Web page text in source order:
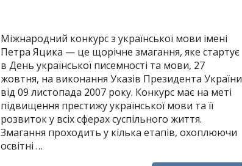
Міжнародний конкурс з української мови імені
Петра Яцика — це щорічне змагання, яке стартує
в День української писемності та мови, 27
жовтня, на виконання Указів Президента України
від 09 листопада 2007 року. Конкурс має на меті
підвищення престижу української мови та її
розвиток у всіх сферах суспільного життя.
Змагання проходить у кілька етапів, охоплюючи
освітні …